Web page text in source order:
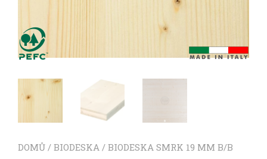
DOMŮ / BIODESKA / BIODESKA SMRK 19 MM B/B